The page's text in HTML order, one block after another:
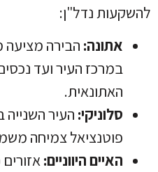
להשקעות נדל"ן:
אתונה: הבירה מציעה
במרכז העיר ועד
האתונאית.
סלוניקי: העיר השנייה
פוטנציאל צמיחה
האיים היווניים: